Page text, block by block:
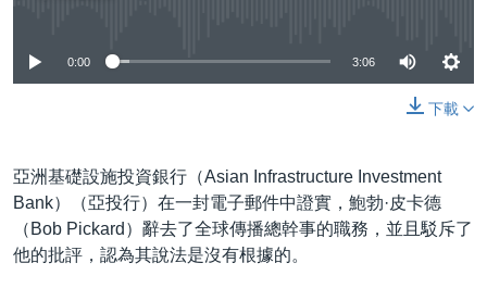
0:00 3:06
下載
亞洲基礎設施投資銀行（Asian Infrastructure Investment
Bank）（亞投行）在一封電子郵件中證實，鮑勃·皮卡德
（Bob Pickard）辭去了全球傳播總幹事的職務，並且駁斥了
他的批評，認為其說法是沒有根據的。